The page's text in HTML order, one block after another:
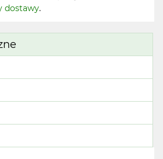
dostawy.